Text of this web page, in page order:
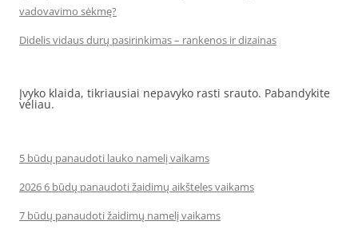
vadovavimo sėkmę?
Didelis vidaus durų pasirinkimas – rankenos ir dizainas
Įvyko klaida, tikriausiai nepavyko rasti srauto. Pabandykite
vėliau.
5 būdų panaudoti lauko namelį vaikams
2026 6 būdų panaudoti žaidimų aikšteles vaikams
7 būdų panaudoti žaidimų namelį vaikams